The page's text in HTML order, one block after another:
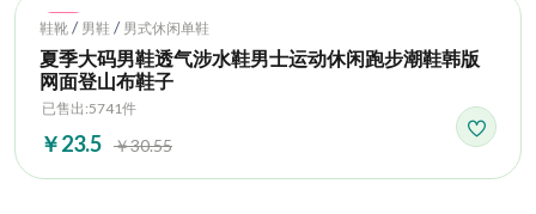
Hot
鞋靴 / 男鞋 / 男式休闲单鞋
夏季大码男鞋透气涉水鞋男士运动休闲跑步潮鞋韩版
网面登山布鞋子
已售出:5741件
￥23.5 ￥30.55